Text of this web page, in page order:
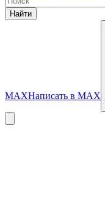
Найти
MAXНаписать в MAX